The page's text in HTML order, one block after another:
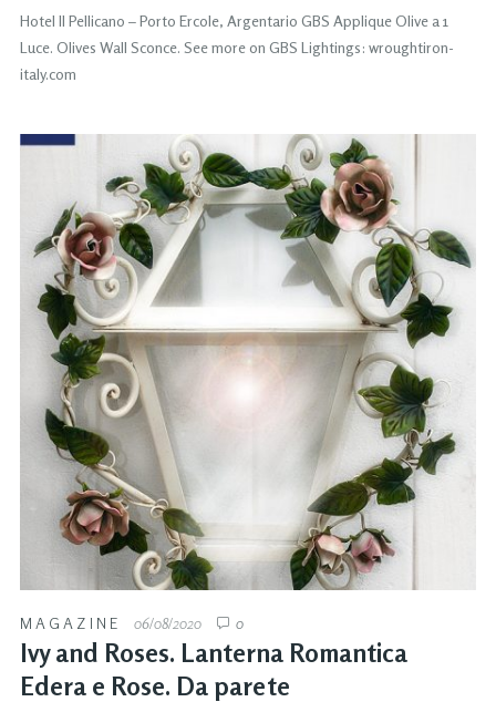
Hotel Il Pellicano – Porto Ercole, Argentario GBS Applique Olive a 1
Luce. Olives Wall Sconce. See more on GBS Lightings: wroughtiron-
italy.com
MAGAZINE 06/08/2020 0
Ivy and Roses. Lanterna Romantica
Edera e Rose. Da parete